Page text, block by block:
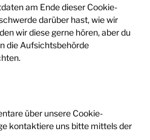
am Ende dieser Cookie-
darüber hast, wie wir
wir diese gerne hören, aber du
die Aufsichtsbehörde
über unsere Cookie-
kontaktiere uns bitte mittels der